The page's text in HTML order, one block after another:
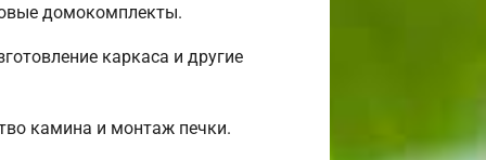
домокомплекты.
каркаса и другие
камина и монтаж печки.